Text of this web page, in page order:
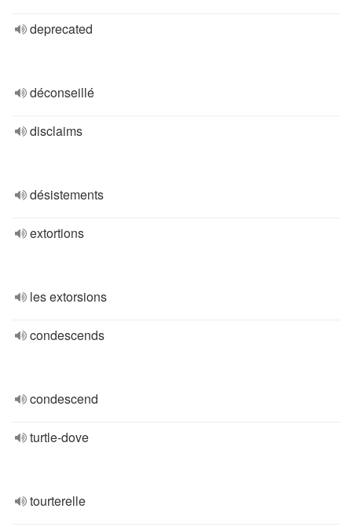
deprecated
déconseillé
disclaims
désistements
extortions
les extorsions
condescends
condescend
turtle-dove
tourterelle